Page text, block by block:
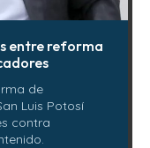
entre reforma
de
Luis Potosí
contra